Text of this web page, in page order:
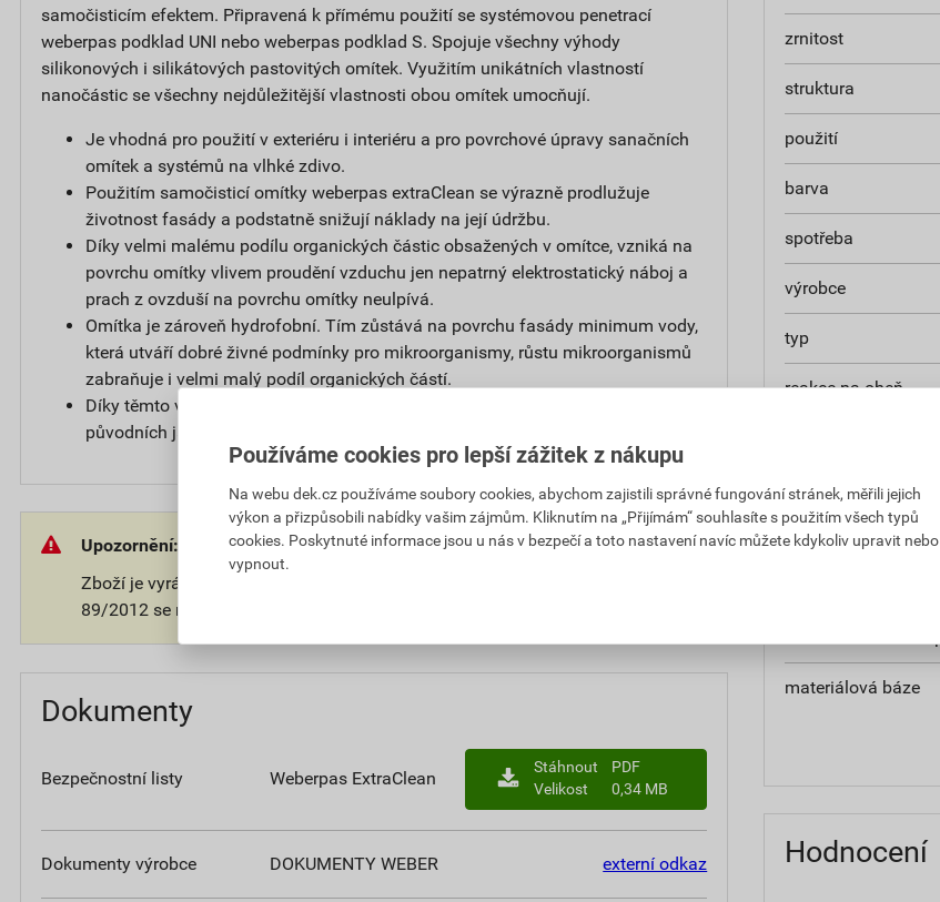
samočisticím efektem. Připravená k přímému použití se systémovou penetrací
weberpas podklad UNI nebo weberpas podklad S. Spojuje všechny výhody
silikonových i silikátových pastovitých omítek. Využitím unikátních vlastností
nanočástic se všechny nejdůležitější vlastnosti obou omítek umocňují.
Je vhodná pro použití v exteriéru i interiéru a pro povrchové úpravy sanačních
omítek a systémů na vlhké zdivo.
Použitím samočisticí omítky weberpas extraClean se výrazně prodlužuje
životnost fasády a podstatně snižují náklady na její údržbu.
Díky velmi malému podílu organických částic obsažených v omítce, vzniká na
povrchu omítky vlivem proudění vzduchu jen nepatrný elektrostatický náboj a
prach z ovzduší na povrchu omítky neulpívá.
Omítka je zároveň hydrofobní. Tím zůstává na povrchu fasády minimum vody,
která utváří dobré živné podmínky pro mikroorganismy, růstu mikroorganismů
zabraňuje i velmi malý podíl organických částí.
Díky těmto vlastnostem zůstává povrch omítky čistý a objekt je dlouhá léta v
původních jasných barvách.
Upozornění:
Zboží je vyráběno na přání zákazníka. V souladu s občanským zákoníkem č.
89/2012 se na takové zboží nevztahuje 14-ti denní ochranná lhůta.
Dokumenty
Bezpečnostní listy Weberpas ExtraClean
Stáhnout
PDF
Velikost
0,34 MB
Dokumenty výrobce DOKUMENTY WEBER externí odkaz
zrnitost
struktura
použití
barva
spotřeba
výrobce
typ
reakce na oheň
teplota zpracování
hmotnost
materiálová báze
Hodnocení
Používáme cookies pro lepší zážitek z nákupu
Na webu dek.cz používáme soubory cookies, abychom zajistili správné fungování stránek, měřili jejich
výkon a přizpůsobili nabídky vašim zájmům. Kliknutím na „Přijímám“ souhlasíte s použitím všech typů
cookies. Poskytnuté informace jsou u nás v bezpečí a toto nastavení navíc můžete kdykoliv upravit nebo
vypnout.